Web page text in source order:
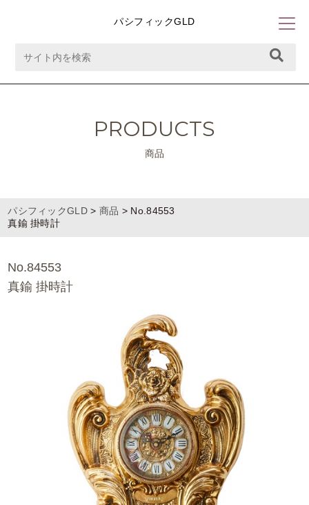
パシフィックGLD
PRODUCTS
商品
パシフィックGLD> 商品 > No.84553
真鍮 掛時計
No.84553
真鍮 掛時計